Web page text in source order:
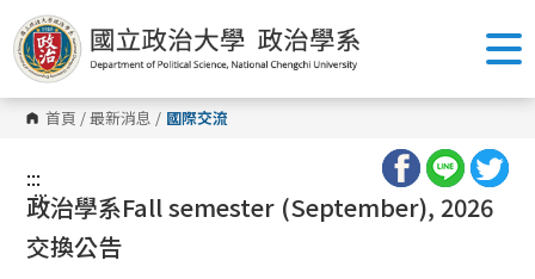
跳
到
主
要
內
容
區 首頁 /最新消息 / 國際交流
:::
:::
政治學系Fall semester (September), 2026
交換公告